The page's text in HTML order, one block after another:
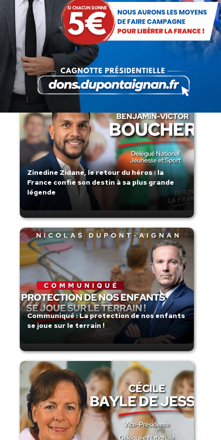
Lorsque tout flambe et que l’État
s’affaisse.
Zinedine Zidane, le retour du héros : la
France confie son destin à sa plus grande
légende
Communiqué : La protection de nos enfants
se joue sur le terrain !